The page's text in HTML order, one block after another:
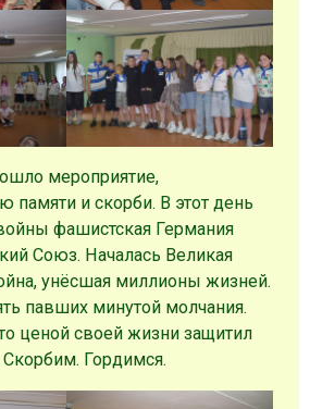
мероприятие,
памяти и скорби. В этот день
фашистская Германия
Союз. Началась Великая
унёсшая миллионы жизней.
павших минутой молчания.
ценой своей жизни защитил
Гордимся.